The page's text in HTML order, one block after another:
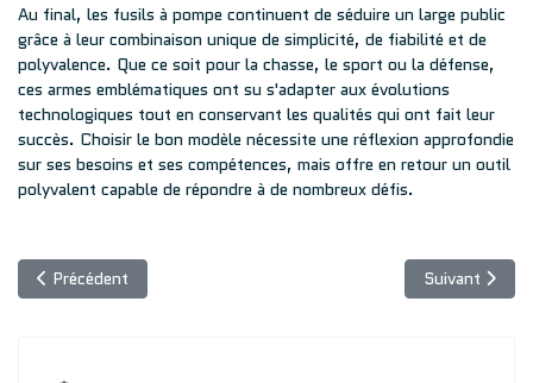
Au final, les fusils à pompe continuent de séduire un large public
grâce à leur combinaison unique de simplicité, de fiabilité et de
polyvalence. Que ce soit pour la chasse, le sport ou la défense,
ces armes emblématiques ont su s'adapter aux évolutions
technologiques tout en conservant les qualités qui ont fait leur
succès. Choisir le bon modèle nécessite une réflexion approfondie
sur ses besoins et ses compétences, mais offre en retour un outil
polyvalent capable de répondre à de nombreux défis.
Article précédent : Quand le Lever action devient Tactical
Précédent Article
Suivant